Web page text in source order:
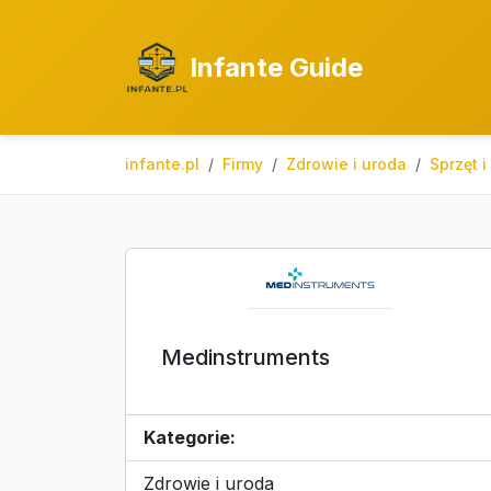
Infante Guide
infante.pl Firmy Zdrowie i uroda Sprzęt
Medinstruments
Kategorie:
Zdrowie i uroda